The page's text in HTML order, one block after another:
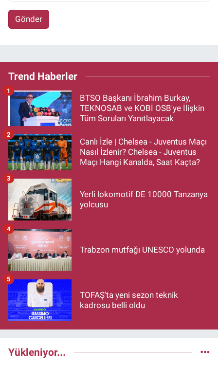
Gönder
Trend Haberler
BTSO Başkanı İbrahim Burkay,
TEKNOSAB ve KOBİ OSB'ye İlişkin
Tüm Soruları Yanıtlayacak
1
Canlı İzle | Chelsea - Juventus Maçı
Nasıl İzlenir? Chelsea - Juventus
Maçı Hangi Kanalda, Saat Kaçta?
2
Yerli lokomotif DE 10000 Tanzanya
yolcusu
3
Trabzon mutfağı UNESCO yolunda
4
TOFAŞ'ta yeni sezon teknik
kadrosu belli oldu
5
Yükleniyor...